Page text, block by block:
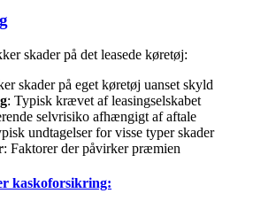
skader på det leasede køretøj:
skader på eget køretøj uanset skyld
: Typisk krævet af leasingselskabet
selvrisiko afhængigt af aftale
undtagelser for visse typer skader
: Faktorer der påvirker præmien
kaskoforsikring: